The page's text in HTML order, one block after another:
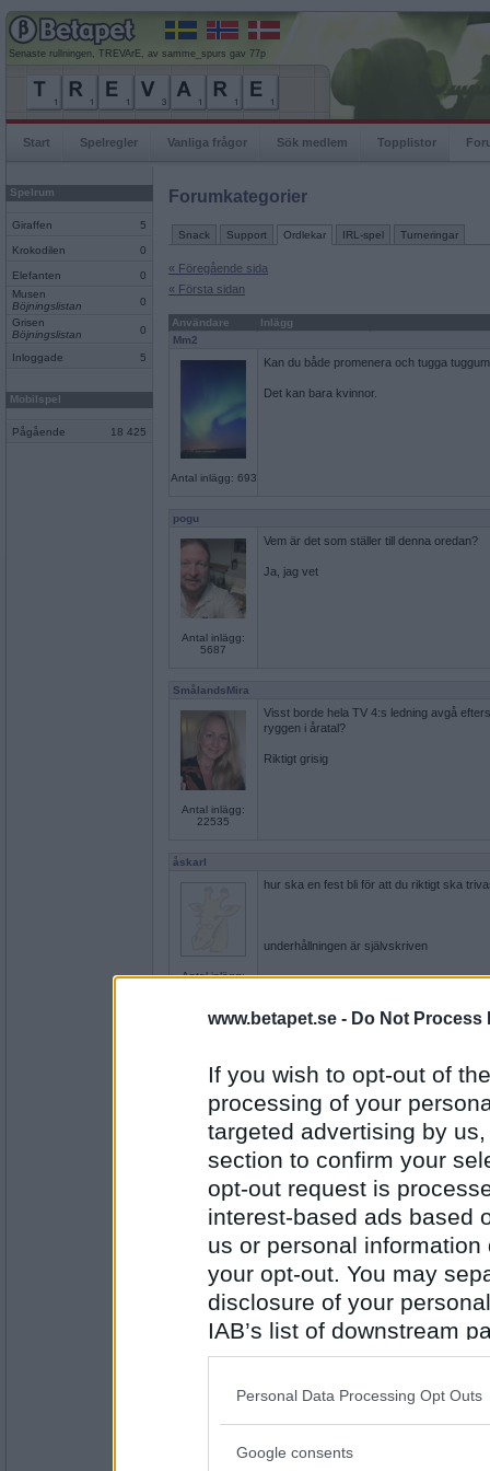
www.betapet.se - Do Not Process
If you wish to opt-out of
processing of your
targeted advertising by
section to confirm your
opt-out request is
interest-based ads based
us or personal
your opt-out. You may
disclosure of your
IAB’s list of downstream
also be disclosed by us
Downstream Participants
Please note that this
Personal Data Processing Opt Outs
Google consents
Senaste rullningen, TREVArE, av samme_spurs gav 77p
Start Spelregler Vanliga frågor Sök medlem Topplistor
Spelrum
Giraffen 5
Krokodilen 0
Elefanten
0
Musen
Böjningslistan
0
Grisen
Böjningslistan
0
Inloggade 5
Mobilspel
Pågående 18 425
Forumkategorier
Snack Support Ordlekar IRL-spel Turneringar
« Föregående sida
« Första sidan
Användare
Inlägg
Mm2
Antal inlägg: 693
Kan du både promenera och tugga
Det kan bara kvinnor.
pogu
Antal inlägg:
5687
Vem är det som ställer till denna oredan?
Ja, jag vet
SmålandsMira
Antal inlägg:
22535
Visst borde hela TV 4:s ledning avgå
ryggen i åratal?
Riktigt grisig
åskarl
Antal inlägg:
hur ska en fest bli för att du riktigt ska
underhållningen är självskriven
SmålandsMira
Antal inlägg:
22535
Jag har höga förväntningar
Antal inlägg:
5826
varför blir du ideligen besviken?
sänker ribban
Jag har hört att din fru tycker att ditt
varför kan du inte bara sluta?
Tack för en målande beskrivning